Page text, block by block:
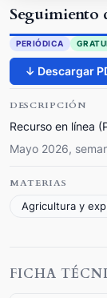
Seguimiento
PERIÓDICA
↓ Descargar
DESCRIPCIÓN
Recurso en línea
Mayo 2026,
MATERIAS
Agricultura y
FICHA